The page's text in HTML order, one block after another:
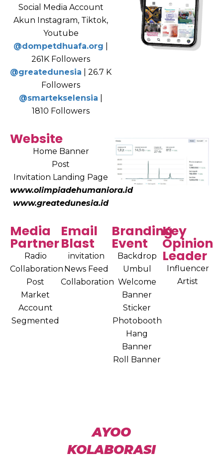
Social Media Account
Akun Instagram, Tiktok,
Youtube
@dompetdhuafa.org
261K Followers
@greatedunesia | 26.7 K
Followers
@smartekselensia
1810 Followers
Website
Home Banner
Post
Invitation Landing Page
www.olimpiadehumaniora.id
www.greatedunesia.id
Media
Partner
Radio
Collaboration
Post
Market
Account
Segmented
Email
Blast
invitation
News Feed
Collaboration
Branding
Event
Backdrop
Umbul
Welcome
Banner
Sticker
Photobooth
Hang
Banner
Roll Banner
Key
Opinion
Leader
Influencer
Artist
AYOO
KOLABORASI